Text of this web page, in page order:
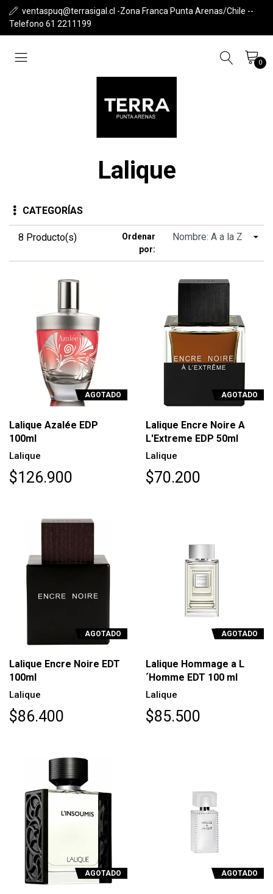
ventaspuq@terrasigal.cl -Zona Franca Punta Arenas/Chile --
Telefono 61 2211199
0
Lalique
CATEGORÍAS
8 Producto(s)
Ordenar
por:
AGOTADO
Lalique Azalée EDP
100ml
Lalique
$126.900
AGOTADO
Lalique Encre Noire A
L'Extreme EDP 50ml
Lalique
$70.200
AGOTADO
Lalique Encre Noire EDT
100ml
Lalique
$86.400
AGOTADO
Lalique Hommage a L
´Homme EDT 100 ml
Lalique
$85.500
AGOTADO AGOTADO